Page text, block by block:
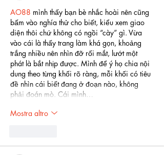
AO88 mình thấy bạn bè nhắc hoài nên cũng
bấm vào nghía thử cho biết, kiểu xem giao
diện thôi chứ không có ngồi “cày” gì. Vừa
vào cái là thấy trang làm khá gọn, khoảng
trắng nhiều nên nhìn đỡ rối mắt, lướt một
phát là bắt nhịp được. Mình để ý họ chia nội
dung theo từng khối rõ ràng, mỗi khối có tiêu
đề nhìn cái biết đang ở đoạn nào, không
phải đoán mò. Cái mình…
Mostra altro